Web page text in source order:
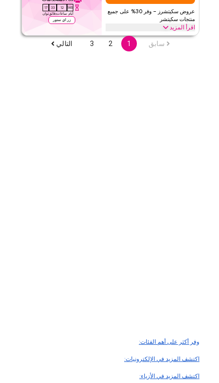
الحد الأدنى للطلب
٢٦٥
ينطبق على
تطبيق
الفئات
١ التقييم
عروض سكيتشرز – وفر 30% على جميع
منتجات سكيتشر
اقرأ المزيد
146
أيام
12
ساعات
33
دقائق
16
ثوان
زر اي ستور
وفر خصم 30% باستخدام خصم تيمو هذا على كل منتج سكيتشرز بما في
ذلك أحذية رياضية وأحذية الجري، الصنادل، الشباشب والمزيد. ادخل إلى
سابق 1
2
3 التالي
وفر أكثر على أهم الفئات:
اكتشف المزيد في الإلكترونيات:
اكتشف المزيد في الأزياء: